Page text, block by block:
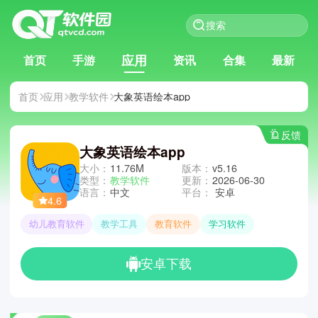
首页 手游 应用 资讯 合集 最新
首页 应用 教学软件 大象英语绘本app
反馈
4.6
大象英语绘本app
大小： 11.76M
类型： 教学软件
语言： 中文
版本： v5.16
更新： 2026-06-30
平台： 安卓
幼儿教育软件 教学工具 教育软件 学习软件
安卓下载